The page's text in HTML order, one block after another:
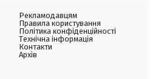
Рекламодавцям
Правила користування
Політика конфіденційності
Технічна інформація
Контакти
Архів